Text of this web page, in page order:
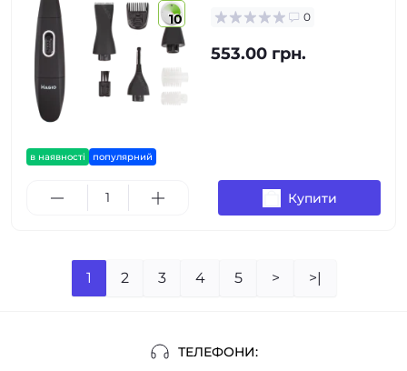
10
в наявності популярний
0
553.00 грн.
Купити
1 2 3 4 5 > >|
ТЕЛЕФОНИ: